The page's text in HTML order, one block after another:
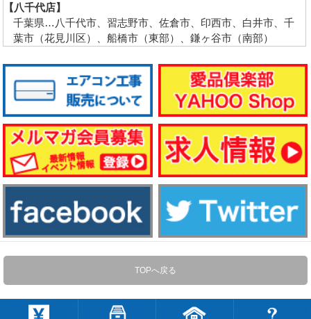
【八千代店】
千葉県…八千代市、習志野市、佐倉市、印西市、白井市、千
葉市（花見川区）、船橋市（東部）、鎌ヶ谷市（南部）
TOPへ戻る